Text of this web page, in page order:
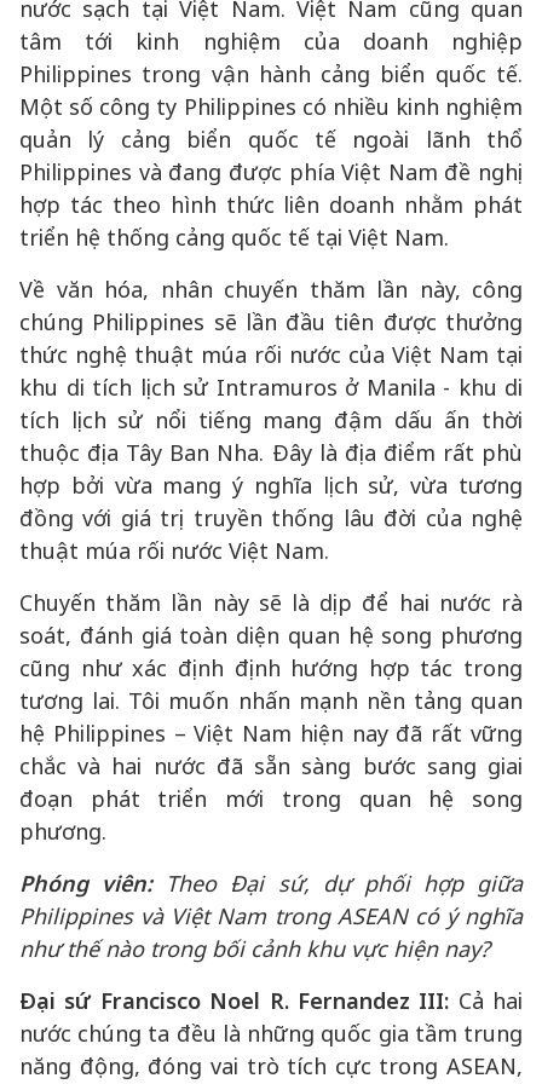
nước sạch tại Việt Nam. Việt Nam cũng quan
tâm tới kinh nghiệm của doanh nghiệp
Philippines trong vận hành cảng biển quốc tế.
Một số công ty Philippines có nhiều kinh nghiệm
quản lý cảng biển quốc tế ngoài lãnh thổ
Philippines và đang được phía Việt Nam đề nghị
hợp tác theo hình thức liên doanh nhằm phát
triển hệ thống cảng quốc tế tại Việt Nam.
Về văn hóa, nhân chuyến thăm lần này, công
chúng Philippines sẽ lần đầu tiên được thưởng
thức nghệ thuật múa rối nước của Việt Nam tại
khu di tích lịch sử Intramuros ở Manila - khu di
tích lịch sử nổi tiếng mang đậm dấu ấn thời
thuộc địa Tây Ban Nha. Đây là địa điểm rất phù
hợp bởi vừa mang ý nghĩa lịch sử, vừa tương
đồng với giá trị truyền thống lâu đời của nghệ
thuật múa rối nước Việt Nam.
Chuyến thăm lần này sẽ là dịp để hai nước rà
soát, đánh giá toàn diện quan hệ song phương
cũng như xác định định hướng hợp tác trong
tương lai. Tôi muốn nhấn mạnh nền tảng quan
hệ Philippines – Việt Nam hiện nay đã rất vững
chắc và hai nước đã sẵn sàng bước sang giai
đoạn phát triển mới trong quan hệ song
phương.
Phóng viên: Theo Đại sứ, dự phối hợp giữa
Philippines và Việt Nam trong ASEAN có ý nghĩa
như thế nào trong bối cảnh khu vực hiện nay?
Đại sứ Francisco Noel R. Fernandez III: Cả hai
nước chúng ta đều là những quốc gia tầm trung
năng động, đóng vai trò tích cực trong ASEAN,